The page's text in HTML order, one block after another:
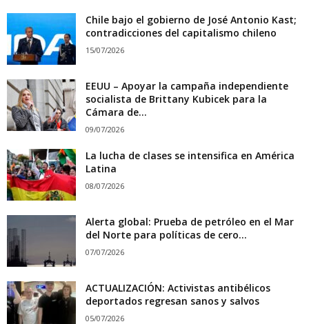
Chile bajo el gobierno de José Antonio Kast;
contradicciones del capitalismo chileno
15/07/2026
EEUU – Apoyar la campaña independiente
socialista de Brittany Kubicek para la
Cámara de...
09/07/2026
La lucha de clases se intensifica en América
Latina
08/07/2026
Alerta global: Prueba de petróleo en el Mar
del Norte para políticas de cero...
07/07/2026
ACTUALIZACIÓN: Activistas antibélicos
deportados regresan sanos y salvos
05/07/2026